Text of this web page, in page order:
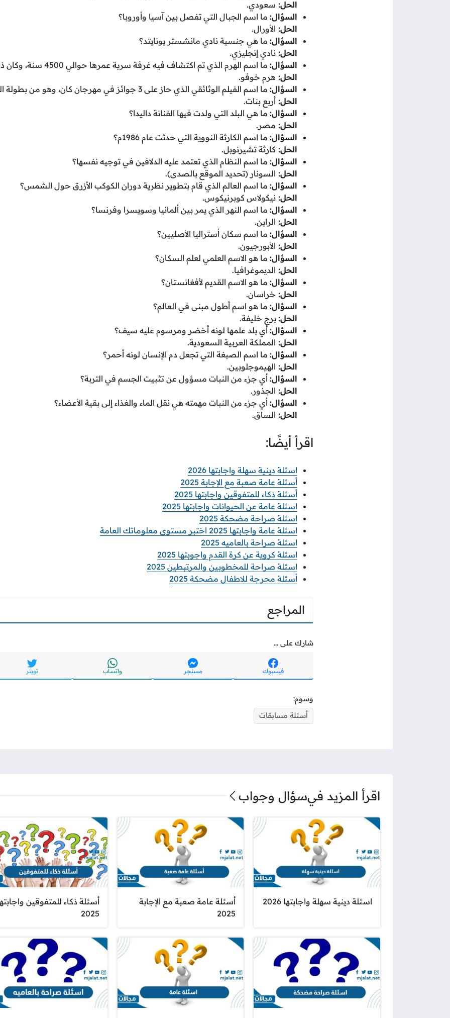
الحل: سعودي.
السؤال: ما اسم الجبال التي تفصل بين آسيا وأوروبا؟
الحل: الأورال.
السؤال: ما هي جنسية نادي مانشستر يونايتد؟
الحل: نادي إنجليزي.
السؤال: ما اسم الهرم الذي تم اكتشاف فيه غرفة سرية عمرها حوالي 4500 سنة، وكان ذلك في عام 2023م؟
الحل: هرم خوفو.
السؤال: ما اسم الفيلم الوثائقي الذي حاز على 3 جوائز في مهرجان كان، وهو من بطولة الفنانة هند صبري؟
الحل: أربع بنات.
السؤال: ما هي البلد التي ولدت فيها الفنانة داليدا؟
الحل: مصر.
السؤال: ما اسم الكارثة النووية التي حدثت عام 1986م؟
الحل: كارثة تشيرنوبل.
السؤال: ما اسم النظام الذي تعتمد عليه الدلافين في توجيه نفسها؟
الحل: السونار (تحديد الموقع بالصدى).
السؤال: ما اسم العالم الذي قام بتطوير نظرية دوران الكوكب الأزرق حول الشمس؟
الحل: نيكولاس كوبرنيكوس.
السؤال: ما اسم النهر الذي يمر بين ألمانيا وسويسرا وفرنسا؟
الحل: الراين.
السؤال: ما اسم سكان أستراليا الأصليين؟
الحل: الأبورجيون.
السؤال: ما هو الاسم العلمي لعلم السكان؟
الحل: الديموغرافيا.
السؤال: ما هو الاسم القديم لأفغانستان؟
الحل: خراسان.
السؤال: ما هو اسم أطول مبنى في العالم؟
الحل: برج خليفة.
السؤال: أي بلد علمها لونه أخضر ومرسوم عليه سيف؟
الحل: المملكة العربية السعودية.
السؤال: ما اسم الصبغة التي تجعل دم الإنسان لونه أحمر؟
الحل: الهيموجلوبين.
السؤال: أي جزء من النبات مسؤول عن تثبيت الجسم في التربة؟
الحل: الجذور.
السؤال: أي جزء من النبات مهمته هي نقل الماء والغذاء إلى بقية الأعضاء؟
الحل: الساق.
اقرأ أيضًا:
اسئلة دينية سهلة واجابتها 2026
أسئلة عامة صعبة مع الإجابة 2025
أسئلة ذكاء للمتفوقين واجابتها 2025
اسئلة عامة عن الحيوانات واجابتها 2025
اسئلة صراحة مضحكة 2025
اسئلة عامة واجابتها 2025 اختبر مستوى معلوماتك العامة
اسئلة صراحة بالعاميه 2025
اسئلة كروية عن كرة القدم واجوبتها 2025
اسئلة صراحة للمخطوبين والمرتبطين 2025
أسئلة محرجة للاطفال مضحكة 2025
المراجع
شارك على ...
فيسبوك مسنجر واتساب تويتر
وسوم:
أسئلة مسابقات
اقرأ المزيد فيسؤال وجواب
اسئلة دينية سهلة واجابتها 2026
أسئلة عامة صعبة مع الإجابة
2025
أسئلة ذكاء للمتفوقين
2025